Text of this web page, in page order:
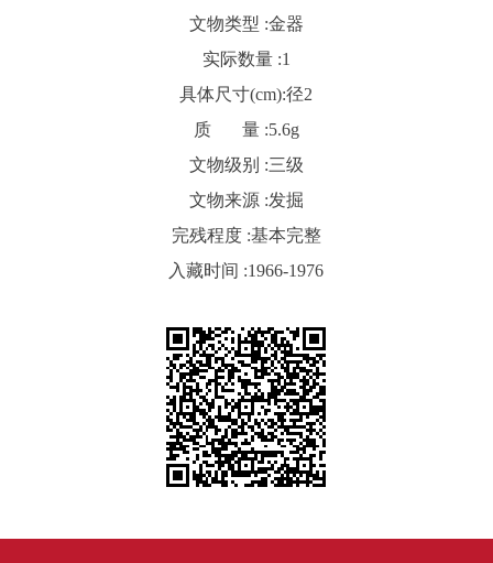
文物类型 :金器
实际数量 :1
具体尺寸(cm):径2
质 量 :5.6g
文物级别 :三级
文物来源 :发掘
完残程度 :基本完整
入藏时间 :1966-1976